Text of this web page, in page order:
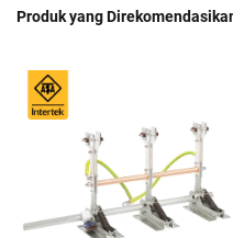
Produk yang